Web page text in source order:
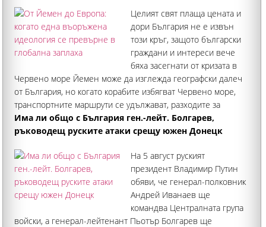
Целият свят плаща цената и
дори България не е извън
този кръг, защото български
граждани и интереси вече
бяха засегнати от кризата в
Червено море Йемен може да изглежда географски далеч
от България, но когато корабите избягват Червено море,
транспортните маршрути се удължават, разходите за
превоз, застраховане и логистика нарастват
Има ли общо с България ген.-лейт. Болгарев,
ръководещ руските атаки срещу южен Донецк
На 5 август руският
президент Владимир Путин
обяви, че генерал-полковник
Андрей Иванаев ще
командва Централната група
войски, а генерал-лейтенант Пьотър Болгарев ще